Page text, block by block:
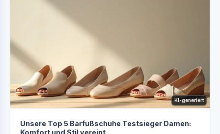
KI-generiert
Unsere Top 5 Barfußschuhe Testsieger Damen: